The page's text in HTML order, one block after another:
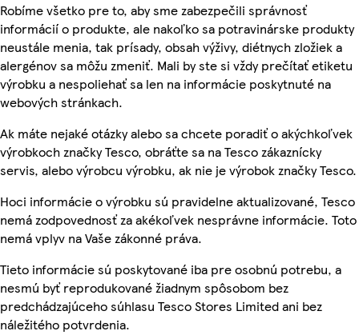
Robíme všetko pre to, aby sme zabezpečili správnosť
informácií o produkte, ale nakoľko sa potravinárske produkty
neustále menia, tak prísady, obsah výživy, diétnych zložiek a
alergénov sa môžu zmeniť. Mali by ste si vždy prečítať etiketu
výrobku a nespoliehať sa len na informácie poskytnuté na
webových stránkach.
Ak máte nejaké otázky alebo sa chcete poradiť o akýchkoľvek
výrobkoch značky Tesco, obráťte sa na Tesco zákaznícky
servis, alebo výrobcu výrobku, ak nie je výrobok značky Tesco.
Hoci informácie o výrobku sú pravidelne aktualizované, Tesco
nemá zodpovednosť za akékoľvek nesprávne informácie. Toto
nemá vplyv na Vaše zákonné práva.
Tieto informácie sú poskytované iba pre osobnú potrebu, a
nesmú byť reprodukované žiadnym spôsobom bez
predchádzajúceho súhlasu Tesco Stores Limited ani bez
náležitého potvrdenia.